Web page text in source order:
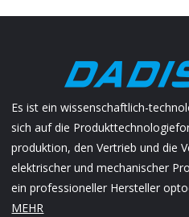
Es ist ein wissenschaftlich-
sich auf die
produktion, den Vertrieb und die
elektrischer und mechanischer
ein professioneller Hersteller
MEHR